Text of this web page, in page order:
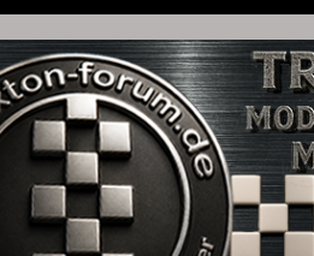
Baureihen ab BJ 2001. Triumph